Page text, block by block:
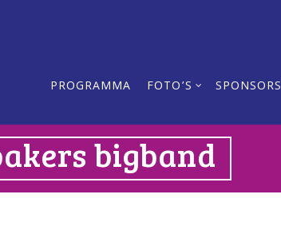
PROGRAMMA FOTO’S SPONSORS
bigband